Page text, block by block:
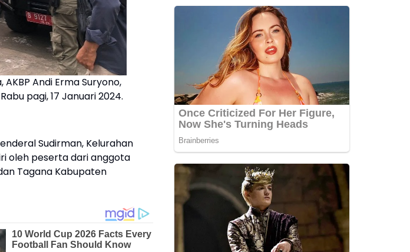
Andi Erma Suryono,
pagi, 17 Januari 2024.
Sudirman, Kelurahan
oleh peserta dari anggota
Tagana Kabupaten